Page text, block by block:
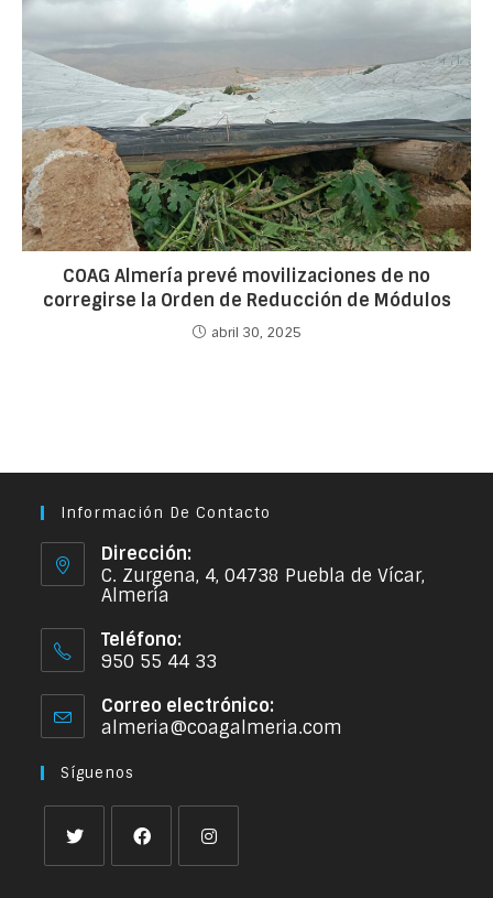
COAG Almería prevé movilizaciones de no
corregirse la Orden de Reducción de Módulos
abril 30, 2025
Información De Contacto
Dirección:
C. Zurgena, 4, 04738 Puebla de Vícar,
Almería
Teléfono:
950 55 44 33
Correo electrónico:
almeria@coagalmeria.com
Síguenos